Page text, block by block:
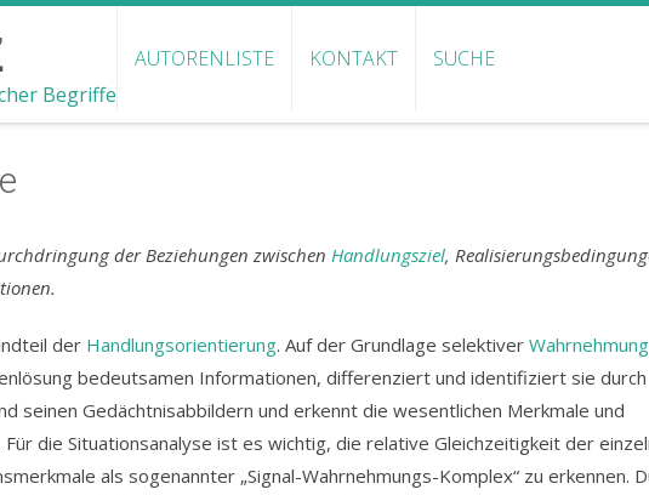
Begriffe
AUTORENLISTE KONTAKT SUCHE
der Beziehungen zwischen Handlungsziel,
der Handlungsorientierung. Auf der Grundlage selektiver Wahrnehmung
bedeutsamen Informationen, differenziert und identifiziert sie durch
seinen Gedächtnisabbildern und erkennt die wesentlichen Merkmale und
die Situationsanalyse ist es wichtig, die relative Gleichzeitigkeit der
als sogenannter „Signal-Wahrnehmungs-Komplex“ zu erkennen.